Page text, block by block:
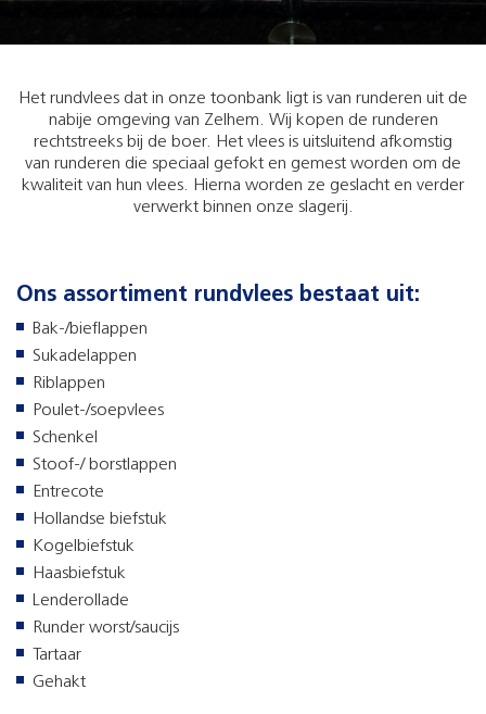
Het rundvlees dat in onze toonbank ligt is van runderen uit de
nabije omgeving van Zelhem. Wij kopen de runderen
rechtstreeks bij de boer. Het vlees is uitsluitend afkomstig
van runderen die speciaal gefokt en gemest worden om de
kwaliteit van hun vlees. Hierna worden ze geslacht en verder
verwerkt binnen onze slagerij.
Ons assortiment rundvlees bestaat uit:
Bak-/bieflappen
Sukadelappen
Riblappen
Poulet-/soepvlees
Schenkel
Stoof-/ borstlappen
Entrecote
Hollandse biefstuk
Kogelbiefstuk
Haasbiefstuk
Lenderollade
Runder worst/saucijs
Tartaar
Gehakt